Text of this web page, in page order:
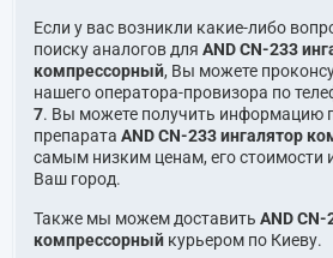
Если у вас возникли какие-либо
поиску аналогов для AND CN-233
компрессорный, Вы можете
нашего оператора-провизора по
7. Вы можете получить информацию
препарата AND CN-233 ингалятор
самым низким ценам, его стоимости
Ваш город.
Также мы можем доставить AND CN-
компрессорный курьером по Киеву.